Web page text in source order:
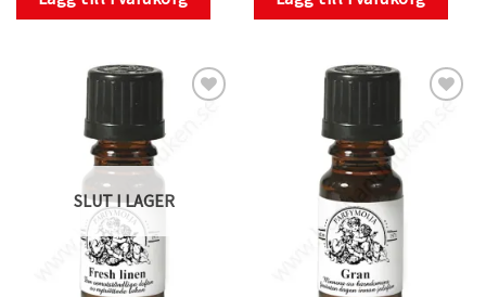
SLUT I LAGER
önskelistan